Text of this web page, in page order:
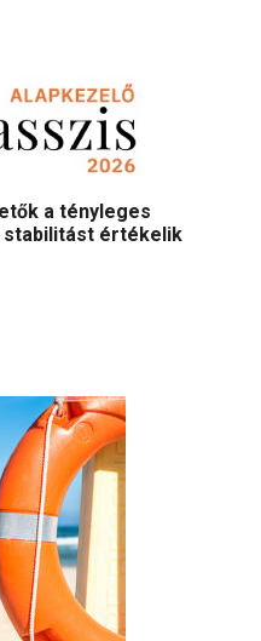
a tényleges
stabilitást értékelik